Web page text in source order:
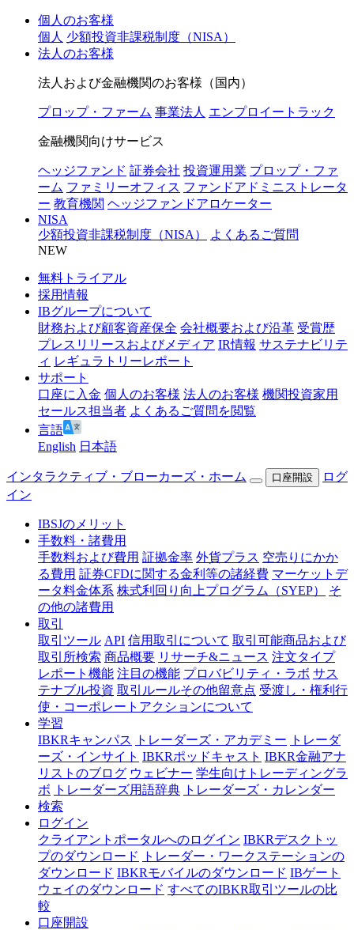
個人のお客様
個人 少額投資非課税制度（NISA）
法人のお客様
法人および金融機関のお客様（国内）
プロップ・ファーム 事業法人 エンプロイートラック
金融機関向けサービス
ヘッジファンド 証券会社 投資運用業 プロップ・ファ
ーム ファミリーオフィス ファンドアドミニストレータ
ー 教育機関 ヘッジファンドアロケーター
NISA
少額投資非課税制度（NISA）
よくあるご質問
NEW
無料トライアル
採用情報
IBグループについて
財務および顧客資産保全 会社概要および沿革 受賞歴
プレスリリースおよびメディア IR情報 サステナビリテ
ィ レギュラトリーレポート
サポート
口座に入金 個人のお客様 法人のお客様 機関投資家用
セールス担当者 よくあるご質問を閲覧
言語
English 日本語
インタラクティブ・ブローカーズ・ホーム 口座開設
ログ
イン
IBSJのメリット
手数料・諸費用
手数料および費用 証拠金率 外貨プラス 空売りにかか
る費用 証券CFDに関する金利等の諸経費 マーケットデ
ータ料金体系 株式利回り向上プログラム（SYEP）
そ
の他の諸費用
取引
取引ツール API 信用取引について 取引可能商品および
取引所検索 商品概要 リサーチ&ニュース 注文タイプ
レポート機能 注目の機能 プロバビリティ・ラボ サス
テナブル投資 取引ルールその他留意点 受渡し・権利行
使・コーポレートアクションについて
学習
IBKRキャンパス
トレーダーズ・アカデミー
トレーダ
ーズ・インサイト IBKRポッドキャスト IBKR金融アナ
リストのブログ ウェビナー 学生向けトレーディングラ
ボ
トレーダーズ用語辞典 トレーダーズ・カレンダー
検索
ログイン
クライアントポータルへのログイン IBKRデスクトッ
プのダウンロード
トレーダー・ワークステーションの
ダウンロード IBKRモバイルのダウンロード IBゲート
ウェイのダウンロード すべてのIBKR取引ツールの比
較
口座開設